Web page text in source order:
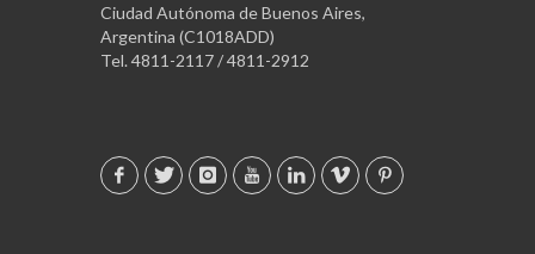
Ciudad Autónoma de Buenos Aires,
Argentina (C1018ADD)
Tel. 4811-2117 / 4811-2912